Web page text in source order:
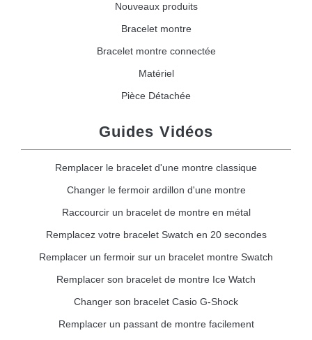
Nouveaux produits
Bracelet montre
Bracelet montre connectée
Matériel
Pièce Détachée
Guides Vidéos
Remplacer le bracelet d'une montre classique
Changer le fermoir ardillon d'une montre
Raccourcir un bracelet de montre en métal
Remplacez votre bracelet Swatch en 20 secondes
Remplacer un fermoir sur un bracelet montre Swatch
Remplacer son bracelet de montre Ice Watch
Changer son bracelet Casio G-Shock
Remplacer un passant de montre facilement